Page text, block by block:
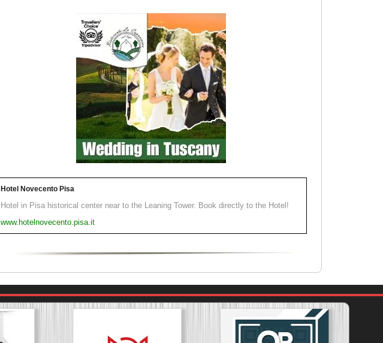
Hotel Novecento Pisa
Hotel in Pisa historical center near to the Leaning Tower. Book directly to the Hotel!
www.hotelnovecento.pisa.it